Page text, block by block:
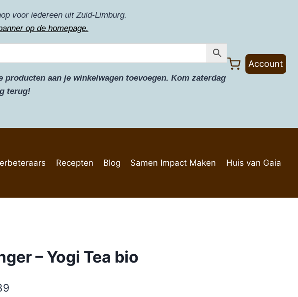
voor iedereen uit Zuid-Limburg.
op de homepage.
aan je winkelwagen toevoegen. Kom zaterdag
terug!
Account
Recepten Blog Samen Impact Maken Huis van Gaia
– Yogi Tea bio